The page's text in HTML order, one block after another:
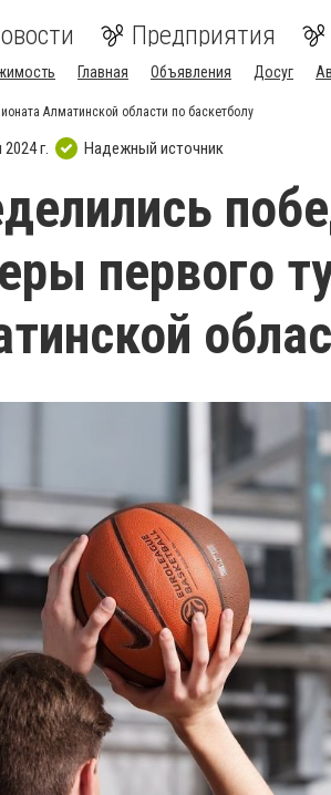
Предприятия
Главная Объявления Досуг
Алматинской области по баскетболу
г. Надежный источник
первого